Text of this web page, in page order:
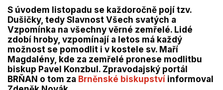
S úvodem listopadu se každoročně pojí tzv.
Dušičky, tedy Slavnost Všech svatých a
Vzpomínka na všechny věrné zemřelé. Lidé
zdobí hroby, vzpomínají a letos má každý
možnost se pomodlit i v kostele sv. Maří
Magdalény, kde za zemřelé pronese modlitbu
biskup Pavel Konzbul. Zpravodajský portál
BRŇAN o tom za Brněnské biskupství informoval